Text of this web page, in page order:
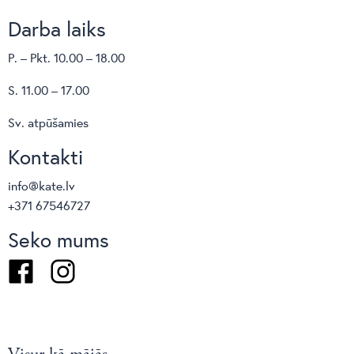
Darba laiks
P. – Pkt. 10.00 – 18.00
S. 11.00 – 17.00
Sv. atpūšamies
Kontakti
info@kate.lv
+371 67546727
Seko mums
FacebookInstagram